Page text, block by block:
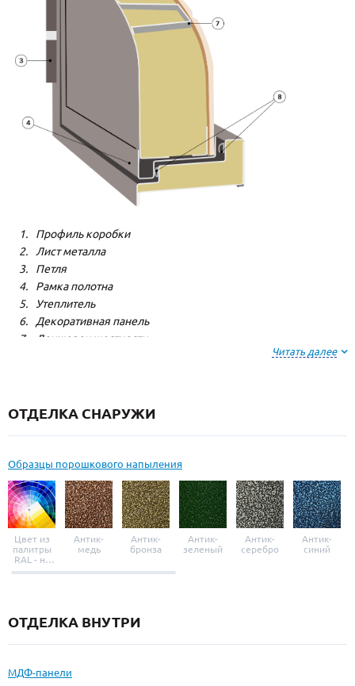
Профиль коробки
Лист металла
Петля
Рамка полотна
Утеплитель
Декоративная панель
Лонжерон жесткости
Читать далее
ОТДЕЛКА СНАРУЖИ
Образцы порошкового напыления
Цвет из
палитры
RAL - на
выбор
Антик-
медь
Антик-
бронза
Антик-
зеленый
Антик-
серебро
Антик-
синий
ОТДЕЛКА ВНУТРИ
МДФ-панели